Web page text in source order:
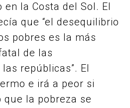
en la Costa del Sol. El
que “el desequilibrio
pobres es la más
de las
repúblicas”. El
e irá a peor si
la pobreza se